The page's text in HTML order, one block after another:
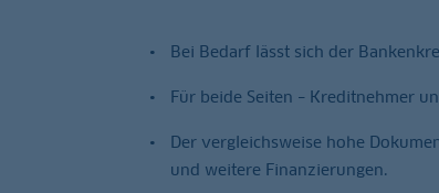
Bei Bedarf lässt sich der
Für beide Seiten – Kreditnehmer
Der vergleichsweise hohe
und weitere Finanzierungen.